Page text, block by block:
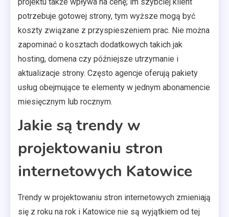
potrzebuje gotowej strony, tym wyższe mogą być
koszty związane z przyspieszeniem prac. Nie można
zapominać o kosztach dodatkowych takich jak
hosting, domena czy późniejsze utrzymanie i
aktualizacje strony. Często agencje oferują pakiety
usług obejmujące te elementy w jednym abonamencie
miesięcznym lub rocznym.
Jakie są trendy w
projektowaniu stron
internetowych Katowice
Trendy w projektowaniu stron internetowych zmieniają
się z roku na rok i Katowice nie są wyjątkiem od tej